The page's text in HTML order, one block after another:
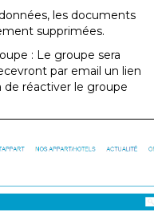
les documents
supprimées.
: Le groupe sera
par email un lien
de réactiver le groupe